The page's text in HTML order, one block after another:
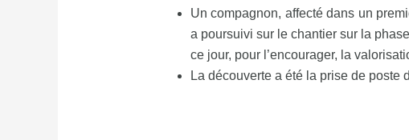
Un compagnon, affecté dans un
a poursuivi sur le chantier sur la
ce jour, pour l’encourager, la
La découverte a été la prise de poste